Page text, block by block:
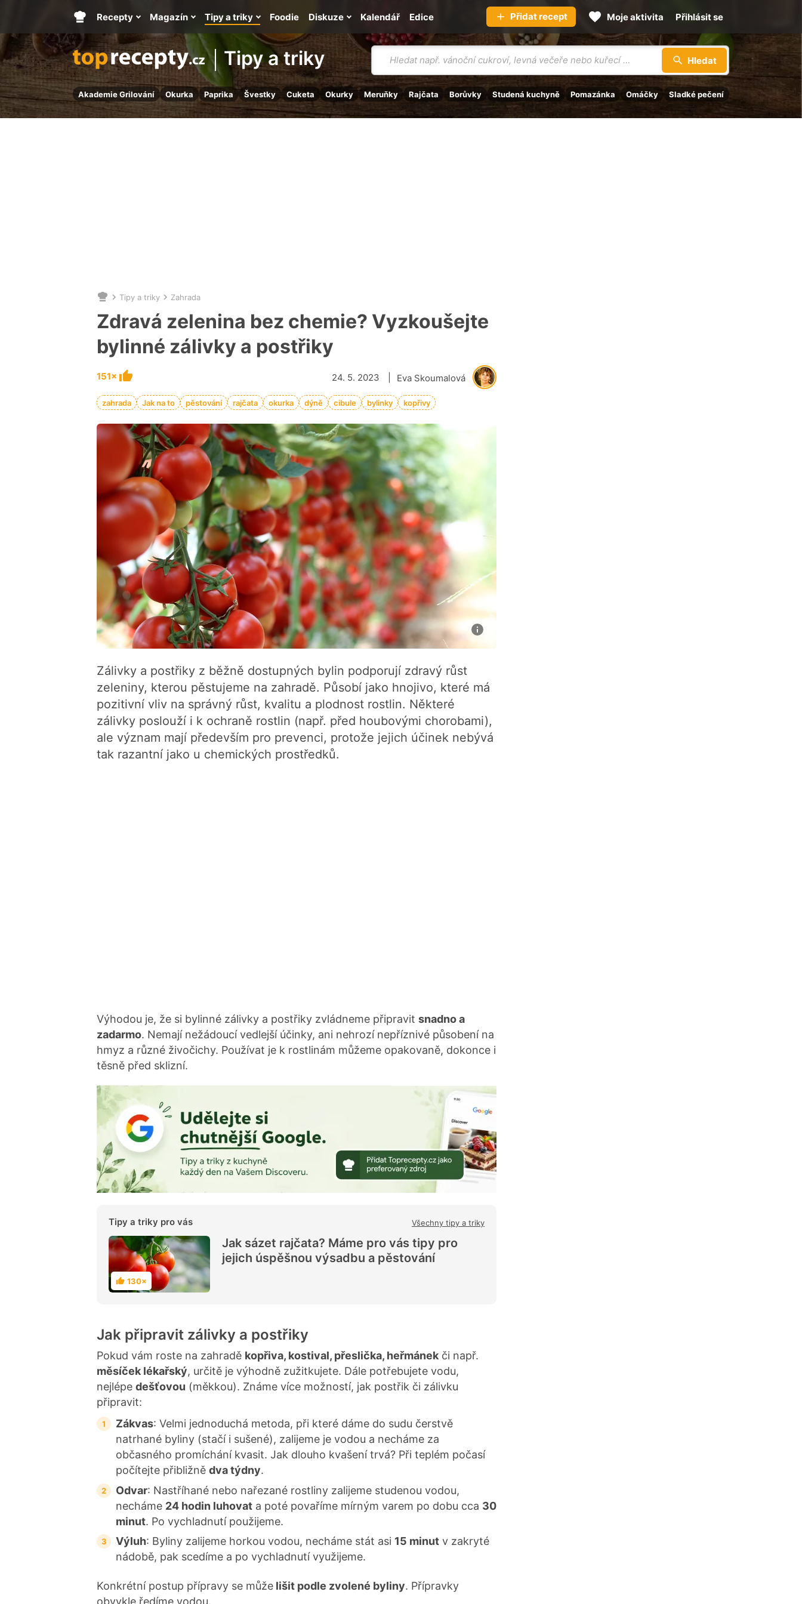
Tipy a triky
Vyhledávání
Hledat
Akademie Grilování Okurka Paprika Švestky Cuketa Okurky Meruňky Rajčata Borůvky Studená kuchyně Pomazánka Omáčky Sladké pečení
Hlavní
stránka
Recepty Magazín Tipy a triky Kalendář
Foodie Diskuze Edice Přidat recept Moje aktivita Přihlásit se
Nacházíte
se
zde:
Tipy a triky Zahrada
Zdravá zelenina bez chemie? Vyzkoušejte
bylinné zálivky a postřiky
151× Eva Skoumalová
24. 5. 2023
zahrada Jak na to pěstování rajčata okurka dýně cibule bylinky kopřivy
Zálivky a postřiky z běžně dostupných bylin podporují zdravý růst
zeleniny, kterou pěstujeme na zahradě. Působí jako hnojivo, které má
pozitivní vliv na správný růst, kvalitu a plodnost rostlin. Některé
zálivky poslouží i k ochraně rostlin (např. před houbovými chorobami),
ale význam mají především pro prevenci, protože jejich účinek nebývá
tak razantní jako u chemických prostředků.
Výhodou je, že si bylinné zálivky a postřiky zvládneme připravit snadno a
zadarmo. Nemají nežádoucí vedlejší účinky, ani nehrozí nepříznivé působení na
hmyz a různé živočichy. Používat je k rostlinám můžeme opakovaně, dokonce i
těsně před sklizní.
Tipy a triky pro vás Všechny tipy a triky
H
o
e
n
130×
Jak sázet rajčata? Máme pro vás tipy pro
jejich úspěšnou výsadbu a pěstování
Jak připravit zálivky a postřiky
Pokud vám roste na zahradě kopřiva, kostival, přeslička, heřmánek či např.
měsíček lékařský, určitě je výhodně zužitkujete. Dále potřebujete vodu,
nejlépe dešťovou (měkkou). Známe více možností, jak postřik či zálivku
připravit:
Zákvas: Velmi jednoduchá metoda, při které dáme do sudu čerstvě
natrhané byliny (stačí i sušené), zalijeme je vodou a necháme za
občasného promíchání kvasit. Jak dlouho kvašení trvá? Při teplém počasí
počítejte přibližně dva týdny.
Odvar: Nastříhané nebo nařezané rostliny zalijeme studenou vodou,
necháme 24 hodin luhovat a poté povaříme mírným varem po dobu cca 30
minut. Po vychladnutí použijeme.
Výluh: Byliny zalijeme horkou vodou, necháme stát asi 15 minut v zakryté
nádobě, pak scedíme a po vychladnutí využijeme.
Konkrétní postup přípravy se může lišit podle zvolené byliny. Přípravky
obvykle ředíme vodou.